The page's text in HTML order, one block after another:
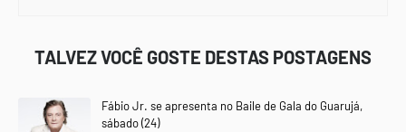
TALVEZ VOCÊ GOSTE DESTAS POSTAGENS
Fábio Jr. se apresenta no Baile de Gala do Guarujá,
sábado (24)